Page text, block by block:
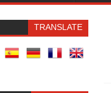
TRANSLATE